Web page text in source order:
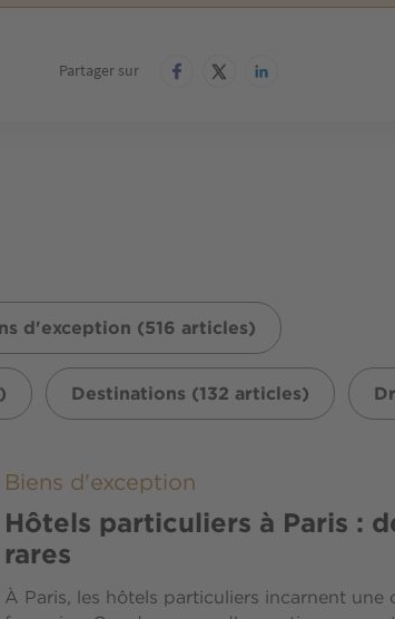
Partager sur
d'exception (516 articles)
Destinations (132 articles)
Biens d'exception
Hôtels particuliers à Paris :
rares
À Paris, les hôtels particuliers incarnent une